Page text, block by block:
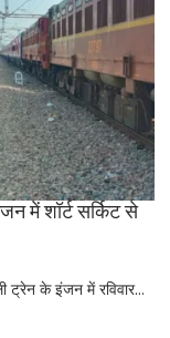
600
में शॉर्ट सर्किट से
ट्रेन के इंजन में रविवार...